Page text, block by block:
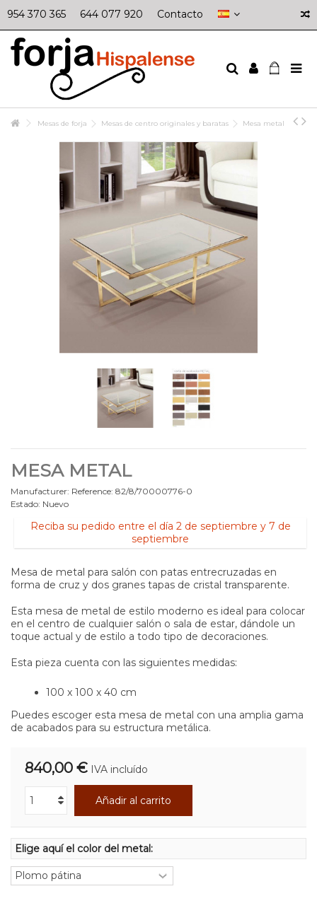
954 370 365 644 077 920 Contacto
Mesas de forja Mesas de centro originales y baratas Mesa metal
MESA METAL
Manufacturer: Reference: 82/8/70000776-0
Estado: Nuevo
Reciba su pedido entre el día 2 de septiembre y 7 de
septiembre
Mesa de metal para salón con patas entrecruzadas en
forma de cruz y dos granes tapas de cristal transparente.
Esta mesa de metal de estilo moderno es ideal para colocar
en el centro de cualquier salón o sala de estar, dándole un
toque actual y de estilo a todo tipo de decoraciones.
Esta pieza cuenta con las siguientes medidas:
100 x 100 x 40 cm
Puedes escoger esta mesa de metal con una amplia gama
de acabados para su estructura metálica.
840,00 € IVA incluído
Añadir al carrito
Elige aquí el color del metal: